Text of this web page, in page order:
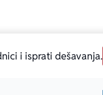
i isprati dešavanja.